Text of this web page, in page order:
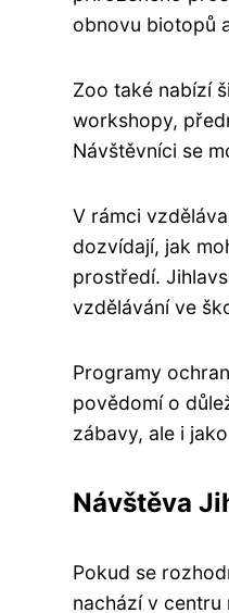
obnovu biotopů
Zoo také nabízí
workshopy,
Návštěvníci se
V rámci
dozvídají, jak
prostředí.
vzdělávání ve
Programy
povědomí o
zábavy, ale i
Návštěva
Pokud se
nachází v centru